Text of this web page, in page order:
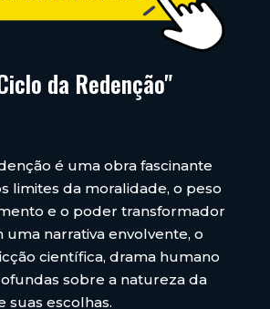
da Redenção"
é uma obra fascinante
limites da moralidade, o peso
e o poder transformador
uma narrativa envolvente, o
científica, drama humano
sobre a natureza da
suas escolhas.